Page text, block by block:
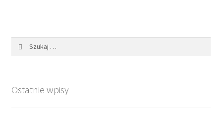
Ostatnie wpisy